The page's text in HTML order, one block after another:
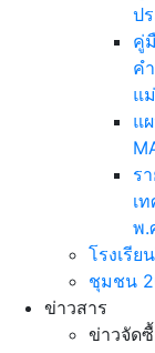
ป
คู่
ค
แ
แ
ร
เ
พ.
โรงเรีย
ชุมชน
ข่าวสาร
ข่าวจัด